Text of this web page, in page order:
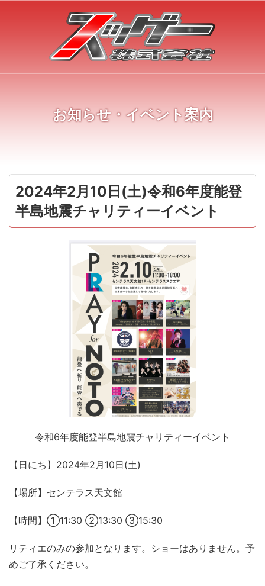
お知らせ・イベント案内
2024年2月10日(土)令和6年度能登
半島地震チャリティーイベント
令和6年度能登半島地震チャリティーイベント
【日にち】2024年2月10日(土)
【場所】センテラス天文館
【時間】①11:30 ②13:30 ③15:30
リティエのみの参加となります。ショーはありません。予
めご了承ください。